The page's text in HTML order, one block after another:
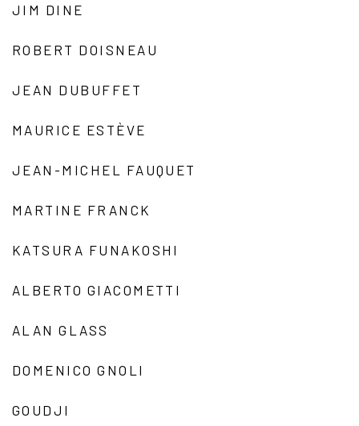
JIM DINE
ROBERT DOISNEAU
JEAN DUBUFFET
MAURICE ESTÈVE
JEAN-MICHEL FAUQUET
MARTINE FRANCK
KATSURA FUNAKOSHI
ALBERTO GIACOMETTI
ALAN GLASS
DOMENICO GNOLI
GOUDJI